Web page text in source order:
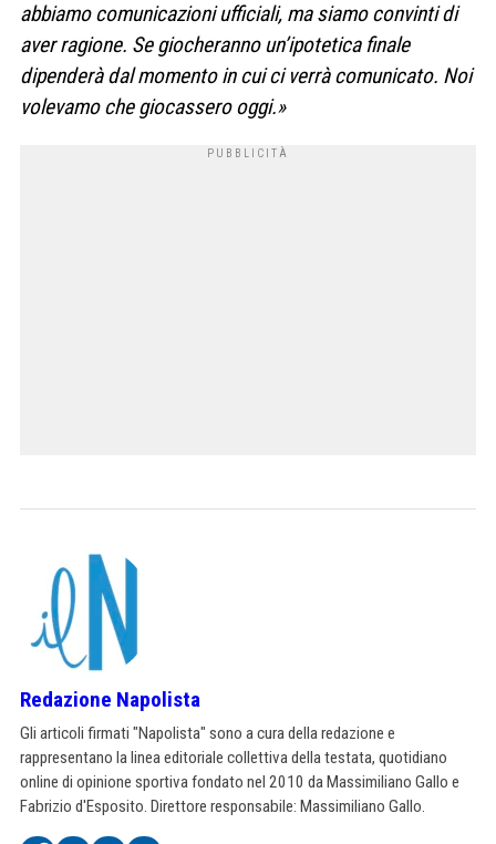
abbiamo comunicazioni ufficiali, ma siamo convinti di
aver ragione. Se giocheranno un’ipotetica finale
dipenderà dal momento in cui ci verrà comunicato. Noi
volevamo che giocassero oggi.»
Redazione Napolista
Gli articoli firmati "Napolista" sono a cura della redazione e
rappresentano la linea editoriale collettiva della testata, quotidiano
online di opinione sportiva fondato nel 2010 da Massimiliano Gallo e
Fabrizio d'Esposito. Direttore responsabile: Massimiliano Gallo.